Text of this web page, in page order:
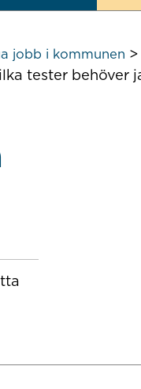
jobb i kommunen >
tester behöver